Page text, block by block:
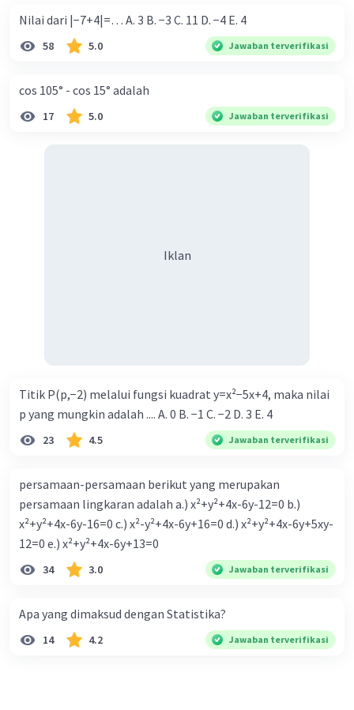
Nilai dari |−7+4|=… A. 3 B. −3 C. 11 D. −4 E. 4
58 5.0 Jawaban terverifikasi
cos 105° - cos 15° adalah
17 5.0 Jawaban terverifikasi
Iklan
Titik P(p,−2) melalui fungsi kuadrat y=x²−5x+4, maka nilai
p yang mungkin adalah .... A. 0 B. −1 C. −2 D. 3 E. 4
23 4.5 Jawaban terverifikasi
persamaan-persamaan berikut yang merupakan
persamaan lingkaran adalah a.) x²+y²+4x-6y-12=0 b.)
x²+y²+4x-6y-16=0 c.) x²-y²+4x-6y+16=0 d.) x²+y²+4x-6y+5xy-
12=0 e.) x²+y²+4x-6y+13=0
34 3.0 Jawaban terverifikasi
Apa yang dimaksud dengan Statistika?
14 4.2 Jawaban terverifikasi